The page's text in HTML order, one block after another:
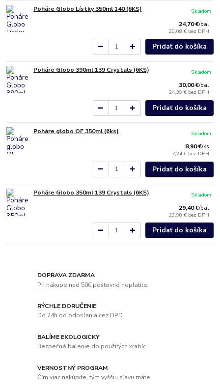
Poháre Globo Lístky 350ml 140 (6KS)
24,70 €/bal
20,08 € bez DPH
Skladom
Pridať do košíka
Poháre Globo 390ml 139 Crystals (6KS)
30,00 €/bal
24,39 € bez DPH
Skladom
Pridať do košíka
Poháre globo OF 350ml (6ks)
8,90 €/ks
7,24 € bez DPH
Skladom
Pridať do košíka
Poháre Globo 350ml 139 Crystals (6KS)
29,40 €/bal
23,90 € bez DPH
Skladom
Pridať do košíka
DOPRAVA ZDARMA
Pri nákupe nad 50€ poštovné neplatíte.
RÝCHLE DORUČENIE
Do 24h od odoslania cez DPD
BALÍME EKOLOGICKY
Bezpečné balenie do použitých krabíc
VERNOSTNÝ PROGRAM
Čím viac nakúpite, tým vyššiu zľavu máte